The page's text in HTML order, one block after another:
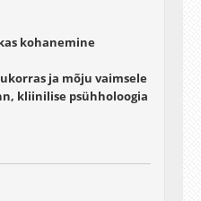
kohanemine
ja mõju vaimsele
kliinilise psühholoogia